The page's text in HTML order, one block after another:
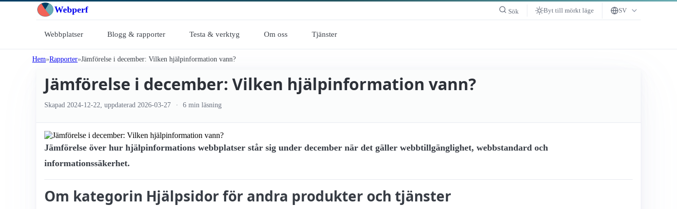
Webperf Sök Byt till mörkt läge SV
Webbplatser Blogg & rapporter Testa & verktyg Om oss Tjänster
Hem Rapporter Jämförelse i december: Vilken hjälpinformation vann?
Jämförelse i december: Vilken hjälpinformation vann?
Skapad 2024-12-22 , uppdaterad 2026-03-27 6 min läsning
Jämförelse över hur hjälpinformations webbplatser står sig under december när det gäller webbtillgänglighet, webbstandard och
informationssäkerhet.
Om kategorin Hjälpsidor för andra produkter och tjänster